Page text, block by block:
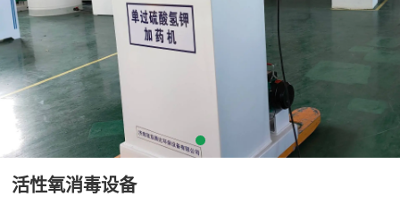
活性氧消毒设备